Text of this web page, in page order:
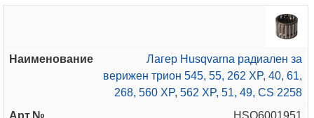
Лагер Husqvarna радиален за
верижен трион 545, 55, 262 XP, 40, 61,
268, 560 XP, 562 XP, 51, 49, CS 2258